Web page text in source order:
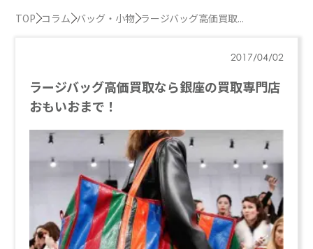
TOP コラム バッグ・小物 ラージバッグ高価買取...
2017/04/02
ラージバッグ高価買取なら銀座の買取専門店
おもいおまで！